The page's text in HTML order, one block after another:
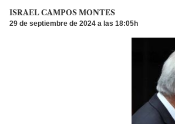
ISRAEL CAMPOS MONTES
29 de septiembre de 2024 a las 18:05h